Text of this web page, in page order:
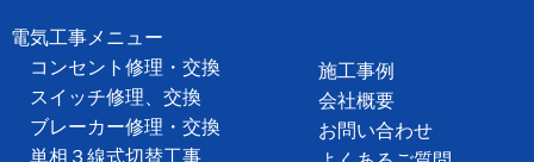
電気工事メニュー
コンセント修理・交換
スイッチ修理、交換
ブレーカー修理・交換
単相３線式切替工事
施工事例
会社概要
お問い合わせ